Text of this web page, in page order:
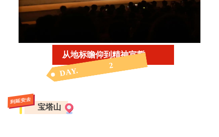
DAY.
2
从地标瞻仰到精神宣誓
到延安去
宝塔山